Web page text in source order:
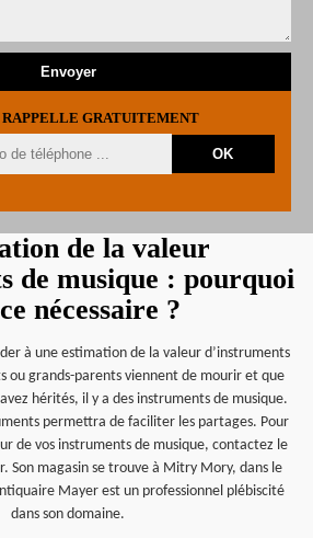
RAPPELLE GRATUITEMENT
de la valeur
de musique : pourquoi
nécessaire ?
à une estimation de la valeur d’instruments
ou grands-parents viennent de mourir et que
hérités, il y a des instruments de musique.
permettra de faciliter les partages. Pour
de vos instruments de musique, contactez le
Son magasin se trouve à Mitry Mory, dans le
Mayer est un professionnel plébiscité
dans son domaine.